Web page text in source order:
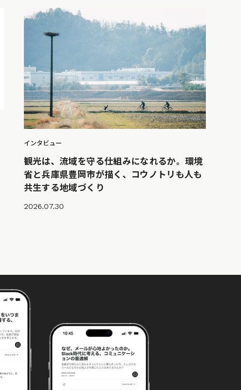
インタビュー
観光は、流域を守る仕組みになれるか。環境
省と兵庫県豊岡市が描く、コウノトリも人も
共生する地域づくり
2026.07.30